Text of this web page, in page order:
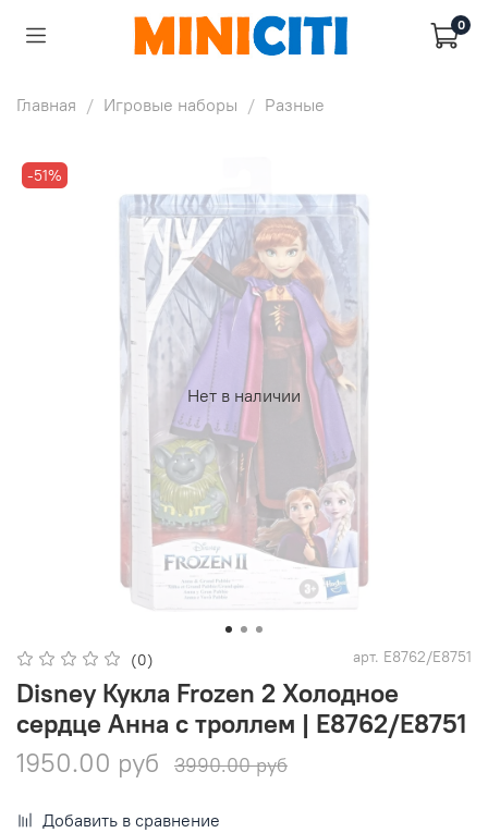
0
Главная Игровые наборы Разные
Нет в наличии
-51%
(0) арт. E8762/E8751
Disney Кукла Frozen 2 Холодное
сердце Анна с троллем | E8762/E8751
1950.00 руб
3990.00 руб
Добавить в сравнение